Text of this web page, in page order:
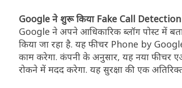
Google ने शुरू किया Fake Call
Google ने अपने आधिकारिक ब्लॉग पोस्ट में
किया जा रहा है. यह फीचर Phone by
काम करेगा. कंपनी के अनुसार, यह नया फीचर
रोकने में मदद करेगा. यह सुरक्षा की एक